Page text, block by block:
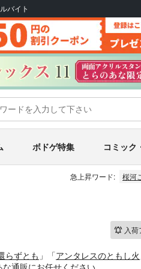
バイト
ボドゲ特集 コミック
急上昇ワード: 桜河
入荷
らずとも 」「アンタレスのともし火
通販にお任せください。